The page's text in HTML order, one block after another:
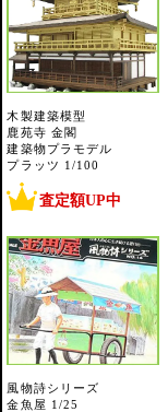
木製建築模型
鹿苑寺 金閣
建築物プラモデル
プラッツ 1/100
査定額UP中
風物詩シリーズ
金魚屋 1/25